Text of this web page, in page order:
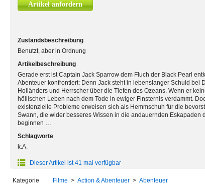
Artikel anfordern
Zustandsbeschreibung
Benutzt, aber in Ordnung
Artikelbeschreibung
Gerade erst ist Captain Jack Sparrow dem Fluch der Black Pearl
Abenteuer konfrontiert: Denn Jack steht in lebenslanger Schuld bei
Holländers und Herrscher über die Tiefen des Ozeans. Wenn er
höllischen Leben nach dem Tode in ewiger Finsternis verdammt.
existenzielle Probleme erweisen sich als Hemmschuh für die
Swann, die wider besseres Wissen in die andauernden Eskapaden
beginnen …
Schlagworte
k.A.
Dieser Artikel ist 41 mal verfügbar
Kategorie Filme > Action & Abenteuer > Abenteuer